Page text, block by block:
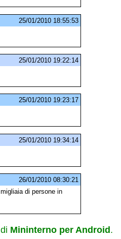
25/01/2010 18:55:53
25/01/2010 19:22:14
25/01/2010 19:23:17
25/01/2010 19:34:14
26/01/2010 08:30:21
di persone in
Mininterno per Android .